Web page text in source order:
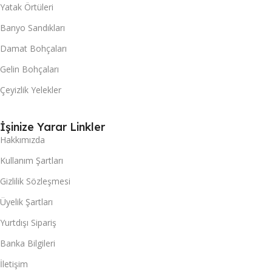
Yatak Örtüleri
Banyo Sandıkları
Damat Bohçaları
Gelin Bohçaları
Çeyizlik Yelekler
İşinize Yarar Linkler
Hakkımızda
Kullanım Şartları
Gizlilik Sözleşmesi
Üyelik Şartları
Yurtdışı Sipariş
Banka Bilgileri
İletişim